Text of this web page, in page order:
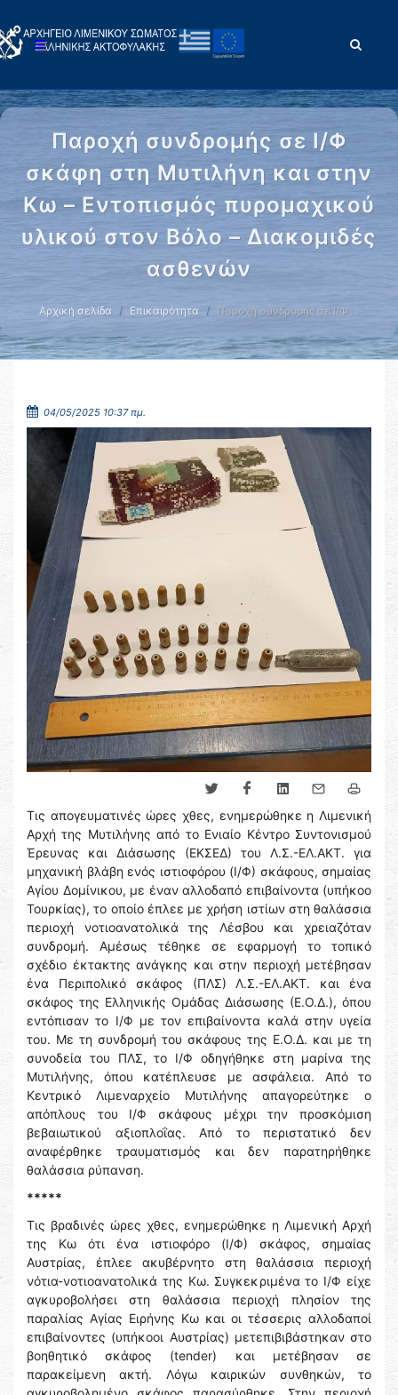
Παροχή συνδρομής σε Ι/Φ
σκάφη στη Μυτιλήνη και στην
Κω – Εντοπισμός πυρομαχικού
υλικού στον Βόλο – Διακομιδές
ασθενών
Αρχική σελίδα Επικαιρότητα Παροχή συνδρομής σε Ι/Φ …
04/05/2025 10:37 πμ.
Τις απογευματινές ώρες χθες, ενημερώθηκε η Λιμενική
Αρχή της Μυτιλήνης από το Ενιαίο Κέντρο Συντονισμού
Έρευνας και Διάσωσης (ΕΚΣΕΔ) του Λ.Σ.-ΕΛ.ΑΚΤ. για
μηχανική βλάβη ενός ιστιοφόρου (Ι/Φ) σκάφους, σημαίας
Αγίου Δομίνικου, με έναν αλλοδαπό επιβαίνοντα (υπήκοο
Τουρκίας), το οποίο έπλεε με χρήση ιστίων στη θαλάσσια
περιοχή νοτιοανατολικά της Λέσβου και χρειαζόταν
συνδρομή. Αμέσως τέθηκε σε εφαρμογή το τοπικό
σχέδιο έκτακτης ανάγκης και στην περιοχή μετέβησαν
ένα Περιπολικό σκάφος (ΠΛΣ) Λ.Σ.-ΕΛ.ΑΚΤ. και ένα
σκάφος της Ελληνικής Ομάδας Διάσωσης (Ε.Ο.Δ.), όπου
εντόπισαν το Ι/Φ με τον επιβαίνοντα καλά στην υγεία
του. Με τη συνδρομή του σκάφους της Ε.Ο.Δ. και με τη
συνοδεία του ΠΛΣ, το Ι/Φ οδηγήθηκε στη μαρίνα της
Μυτιλήνης, όπου κατέπλευσε με ασφάλεια. Από το
Κεντρικό Λιμεναρχείο Μυτιλήνης απαγορεύτηκε ο
απόπλους του Ι/Φ σκάφους μέχρι την προσκόμιση
βεβαιωτικού αξιοπλοΐας. Από το περιστατικό δεν
αναφέρθηκε τραυματισμός και δεν παρατηρήθηκε
θαλάσσια ρύπανση.
*****
Τις βραδινές ώρες χθες, ενημερώθηκε η Λιμενική Αρχή
της Κω ότι ένα ιστιοφόρο (Ι/Φ) σκάφος, σημαίας
Αυστρίας, έπλεε ακυβέρνητο στη θαλάσσια περιοχή
νότια-νοτιοανατολικά της Κω. Συγκεκριμένα το Ι/Φ είχε
αγκυροβολήσει στη θαλάσσια περιοχή πλησίον της
παραλίας Αγίας Ειρήνης Κω και οι τέσσερις αλλοδαποί
επιβαίνοντες (υπήκοοι Αυστρίας) μετεπιβιβάστηκαν στο
βοηθητικό σκάφος (tender) και μετέβησαν σε
παρακείμενη ακτή. Λόγω καιρικών συνθηκών, το